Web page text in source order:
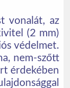
vonalát, az
(2 mm)
védelmet.
nem-szőtt
érdekében